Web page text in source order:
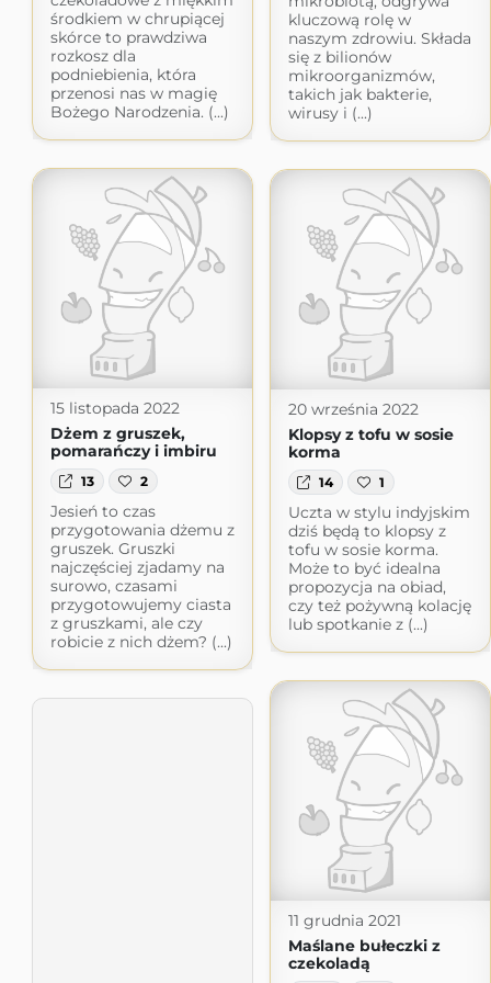
środkiem w chrupiącej
skórce to prawdziwa
rozkosz dla
podniebienia, która
przenosi nas w magię
Bożego Narodzenia. (...)
kluczową rolę w
naszym zdrowiu. Składa
się z bilionów
mikroorganizmów,
takich jak bakterie,
wirusy i (...)
15 listopada 2022
Dżem z gruszek,
pomarańczy i imbiru
13 2
Jesień to czas
przygotowania dżemu z
gruszek. Gruszki
najczęściej zjadamy na
surowo, czasami
przygotowujemy ciasta
z gruszkami, ale czy
robicie z nich dżem? (...)
20 września 2022
Klopsy z tofu w sosie
korma
14 1
Uczta w stylu indyjskim
dziś będą to klopsy z
tofu w sosie korma.
Może to być idealna
propozycja na obiad,
czy też pożywną kolację
lub spotkanie z (...)
11 grudnia 2021
Maślane bułeczki z
czekoladą